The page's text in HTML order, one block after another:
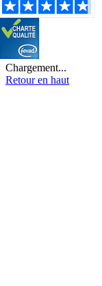
Chargement...
Retour en haut